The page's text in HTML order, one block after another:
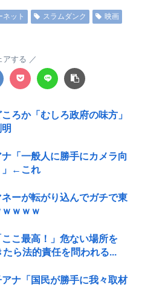
ネット スラムダンク
映画
アする
ろか「むしろ政府の味方」
「一般人に勝手にカメラ向
」←これ
ネーが転がり込んでガチで東
ｗｗｗ
こ最高！」危ない場所を
ら法的責任を問われる...
アナ「国民が勝手に我々取材